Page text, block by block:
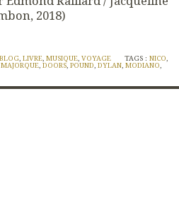
2018)
BLOG, LIVRE, MUSIQUE, VOYAGE TAGS :NICO
MAJORQUE DOORS, POUND DYLAN MODIANO